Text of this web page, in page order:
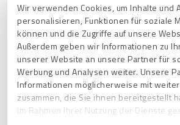
Wir verwenden Cookies, um Inhalte und
personalisieren, Funktionen für soziale
können und die Zugriffe auf unsere
Außerdem geben wir Informationen zu
unserer Website an unsere Partner für
Werbung und Analysen weiter. Unsere
Informationen möglicherweise mit
zusammen, die Sie ihnen bereitgestellt
im Rahmen Ihrer Nutzung der Dienste
¿Cómo publico mi perfil de ProvenExpert?
Si tengo varios perfiles en ProvenExpert,
"perfil principal" en el panel de control, o
muestra?
Como negocio unipersonal, ¿tiene sentido
descripción del perfil en tercera persona?
¿Cómo cambio la foto de perfil en mi cuenta